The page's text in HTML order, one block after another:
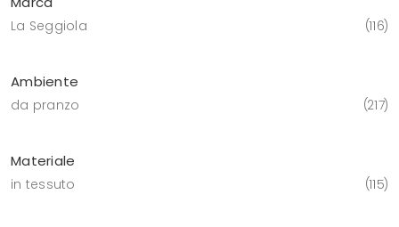
La Seggiola 116
Ambiente
da pranzo 217
Materiale
in tessuto 115